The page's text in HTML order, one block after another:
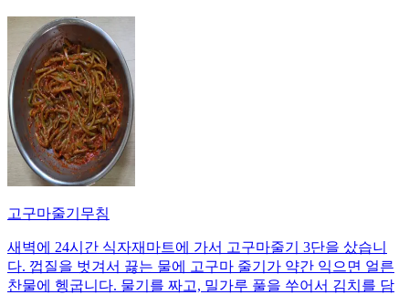
고구마줄기무침
새벽에 24시간 식자재마트에 가서 고구마줄기 3단을 샀습니
다. 껍질을 벗겨서 끓는 물에 고구마 줄기가 약간 익으면 얼른
찬물에 헹굽니다. 물기를 짜고, 밀가루 풀을 쑤어서 김치를 담